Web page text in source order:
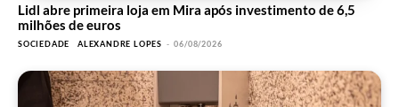
Lidl abre primeira loja em Mira após investimento de 6,5
milhões de euros
SOCIEDADE ALEXANDRE LOPES - 06/08/2026